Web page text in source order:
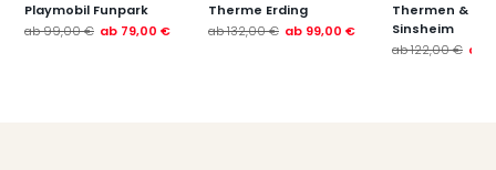
Playmobil Funpark
ab99,00 € ab 79,00 €
Therme Erding
ab132,00 € ab 99,00 €
Thermen &
Sinsheim
ab122,00 € ab